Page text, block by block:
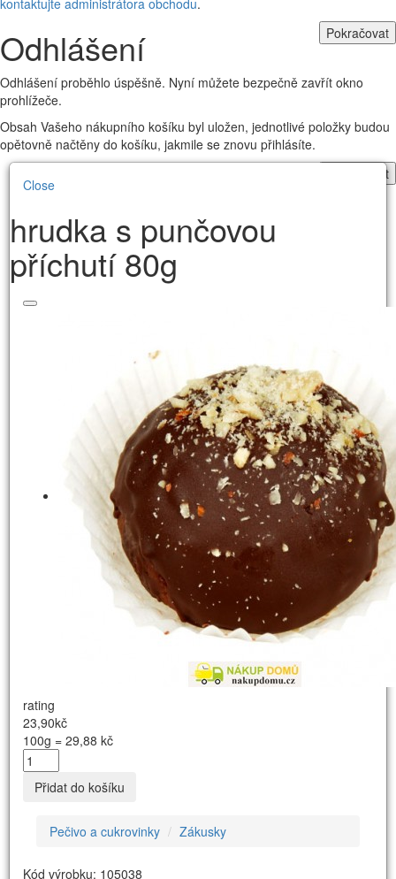
Pokračovat
Odhlášení
Odhlášení proběhlo úspěšně. Nyní můžete bezpečně zavřít okno
prohlížeče.
Obsah Vašeho nákupního košíku byl uložen, jednotlivé položky budou
opětovně načtěny do košíku, jakmile se znovu přihlásíte.
Pokračovat
Close
hrudka s punčovou
příchutí 80g
rating
23,90kč
100g = 29,88 kč
Přidat do košíku
Pečivo a cukrovinky Zákusky
Kód výrobku: 105038